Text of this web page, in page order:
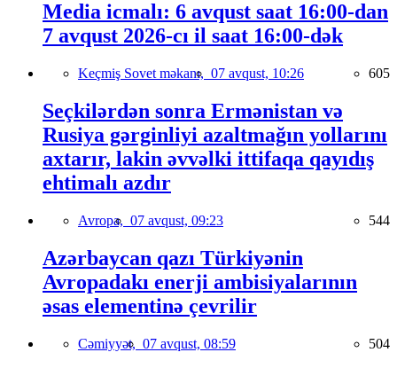
Media icmalı: 6 avqust saat 16:00-dan
7 avqust 2026-cı il saat 16:00-dək
Keçmiş Sovet məkanı, 07 avqust, 10:26 605
Seçkilərdən sonra Ermənistan və
Rusiya gərginliyi azaltmağın yollarını
axtarır, lakin əvvəlki ittifaqa qayıdış
ehtimalı azdır
Avropa, 07 avqust, 09:23 544
Azərbaycan qazı Türkiyənin
Avropadakı enerji ambisiyalarının
əsas elementinə çevrilir
Cəmiyyət, 07 avqust, 08:59 504